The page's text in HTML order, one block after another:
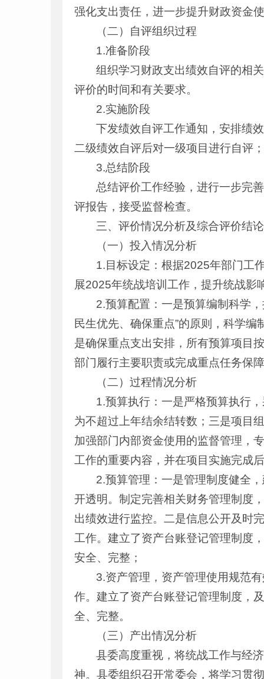
强化支出责任，进一步提升财政资金
（二）自评组织过程
1.准备阶段
组织学习财政支出绩效自评的相
评价的时间和有关要求。
2.实施阶段
下发绩效自评工作通知，安排绩
二级绩效自评后对一级项目进行自评
3.总结阶段
总结评价工作经验，进行一步完
评报告，接受监督检查。
三、评价情况分析及综合评价结论
（一）投入情况分析
1.目标设定：根据2025年部门工
展2025年统战培训工作，提升统战影
2.预算配置：一是预算编制科学
民生优先、确保重点”的原则，科学
是确保重点支出安排，所有预算项目
部门履行主要职责或完成重点任务保
（二）过程情况分析
1.预算执行：一是严格预算执行
为不超过上年结余结转数；三是项目
加强部门内部资金使用的监督管理，
工作的重要内容，并在项目实施完成
2.预算管理：一是管理制度健全
开透明。制定完善相关财务管理制度
出绩效进行监控。二是信息公开及时
工作。建立了资产台账登记管理制度
安全、完整；
3.资产管理，资产管理使用规范
作。建立了资产台账登记管理制度，
全、完整。
（三）产出情况分析
县委高度重视，将统战工作与经
神。县委组织召开常委会，将学习贯